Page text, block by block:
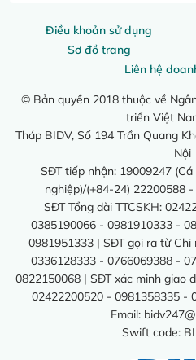
Điều khoản sử dụng
Sơ đồ trang
Liên hệ
© Bản quyền 2018 thuộc về
triển Việt
Tháp BIDV, Số 194 Trần Quang
Nội
SĐT tiếp nhận: 19009247
nghiệp)/(+84-24) 22200588
SĐT Tổng đài TTCSKH:
0385190066 - 0981910333 -
0981951333 | SĐT gọi ra từ
0336128333 - 0766069388 -
0822150068 | SĐT xác minh giao
02422200520 - 0981358335 -
Email:
Swift code: